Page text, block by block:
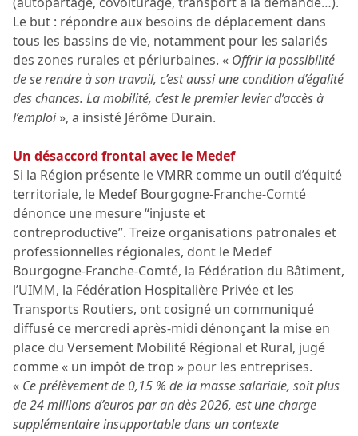
Le but : répondre aux besoins de déplacement dans
tous les bassins de vie, notamment pour les salariés
des zones rurales et périurbaines. « Offrir la possibilité
de se rendre à son travail, c’est aussi une condition d’égalité
des chances. La mobilité, c’est le premier levier d’accès à
l’emploi», a insisté Jérôme Durain.
Un désaccord frontal avec le Medef
Si la Région présente le VMRR comme un outil d’équité
territoriale, le Medef Bourgogne-Franche-Comté
dénonce une mesure “injuste et
contreproductive”. Treize organisations patronales et
professionnelles régionales, dont le Medef
Bourgogne-Franche-Comté, la Fédération du Bâtiment,
l’UIMM, la Fédération Hospitalière Privée et les
Transports Routiers, ont cosigné un communiqué
diffusé ce mercredi après-midi dénonçant la mise en
place du Versement Mobilité Régional et Rural, jugé
comme « un impôt de trop » pour les entreprises.
« Ce prélèvement de 0,15 % de la masse salariale, soit plus
de 24 millions d’euros par an dès 2026, est une charge
supplémentaire insupportable dans un contexte